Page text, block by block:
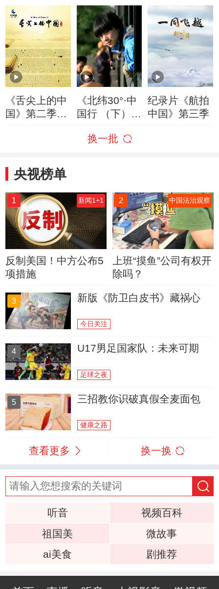
《舌尖上的中
国》第二季精
《北纬30°·中
国行 （下）
纪录片《航拍
中国》第三季
换一批
央视榜单
1 新闻1+1
反制美国！中方公布5
项措施
2 中国法治观察
上班“摸鱼”公司有权开
除吗？
3 新版《防卫白皮书》藏祸心
今日关注
4 U17男足国家队：未来可期
足球之夜
5 三招教你识破真假全麦面包
健康之路
查看更多 换一换
听音
视频百科
祖国美
微故事
ai美食
剧推荐